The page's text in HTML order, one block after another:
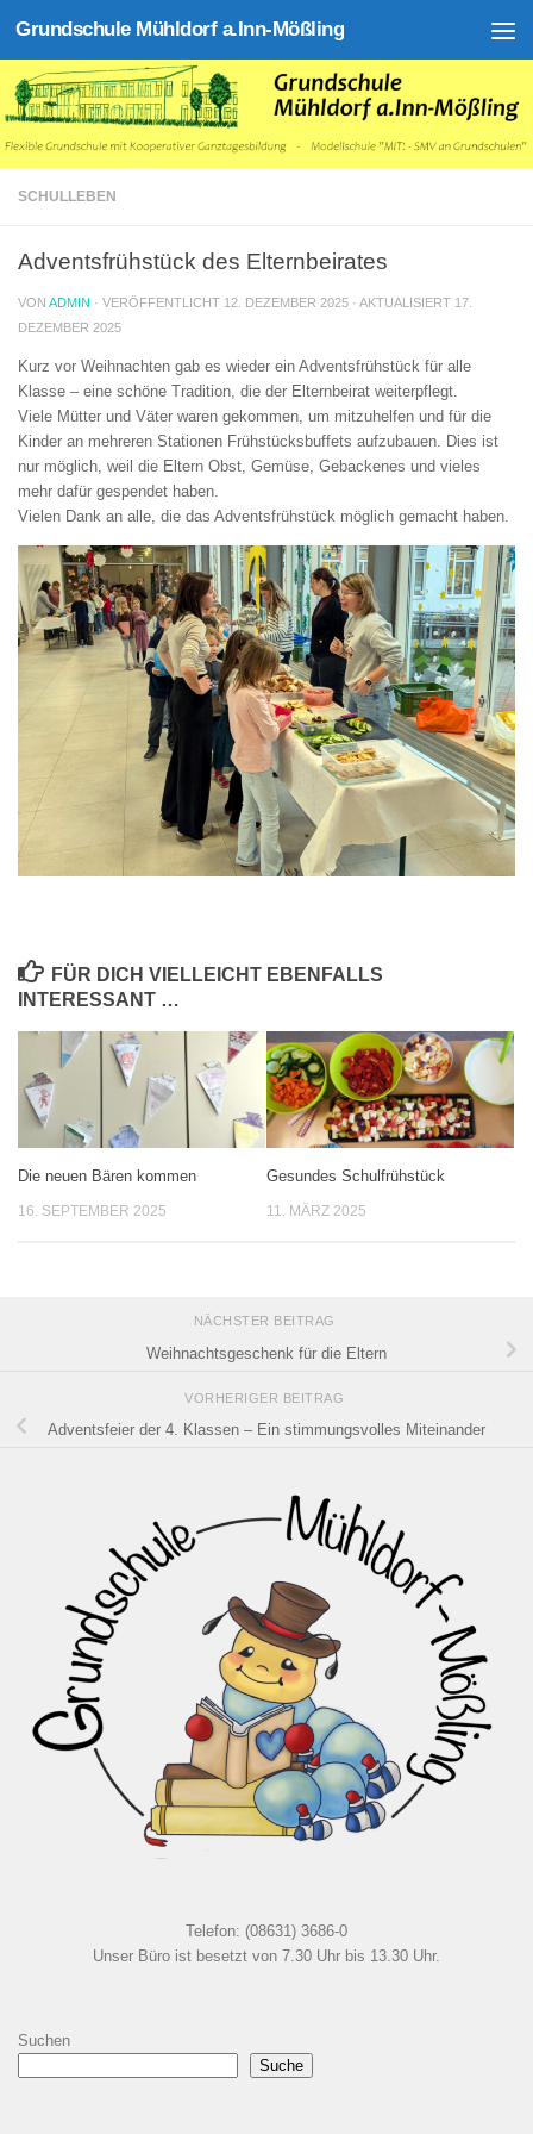
Zum Inhalt springen
Grundschule Mühldorf a.Inn-Mößling
SCHULLEBEN
Adventsfrühstück des Elternbeirates
VON ADMIN · VERÖFFENTLICHT 12. DEZEMBER 2025 · AKTUALISIERT 17.
DEZEMBER 2025
Kurz vor Weihnachten gab es wieder ein Adventsfrühstück für alle
Klasse – eine schöne Tradition, die der Elternbeirat weiterpflegt.
Viele Mütter und Väter waren gekommen, um mitzuhelfen und für die
Kinder an mehreren Stationen Frühstücksbuffets aufzubauen. Dies ist
nur möglich, weil die Eltern Obst, Gemüse, Gebackenes und vieles
mehr dafür gespendet haben.
Vielen Dank an alle, die das Adventsfrühstück möglich gemacht haben.
FÜR DICH VIELLEICHT EBENFALLS
INTERESSANT …
Die neuen Bären kommen
16. SEPTEMBER 2025
Gesundes Schulfrühstück
11. MÄRZ 2025
NÄCHSTER BEITRAG
Weihnachtsgeschenk für die Eltern
VORHERIGER BEITRAG
Adventsfeier der 4. Klassen – Ein stimmungsvolles Miteinander
Telefon: (08631) 3686-0
Unser Büro ist besetzt von 7.30 Uhr bis 13.30 Uhr.
Suchen
Suche